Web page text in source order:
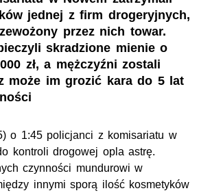
jednej z firm drogeryjnych,
przez nich towar.
skradzione mienie o
zł, a mężczyźni zostali
może im grozić kara do 5 lat
o 1:45 policjanci z komisariatu w
kontroli drogowej opla astrę.
czynności mundurowi w
innymi sporą ilość kosmetyków